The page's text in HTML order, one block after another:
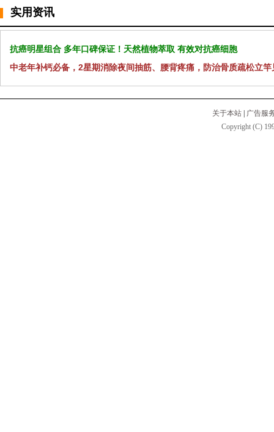
实用资讯
抗癌明星组合 多年口碑保证！天然植物萃取 有效对抗癌细胞
中老年补钙必备，2星期消除夜间抽筋、腰背疼痛，防治骨质疏松立竿
关于本站 | 广告服
Copyright (C)